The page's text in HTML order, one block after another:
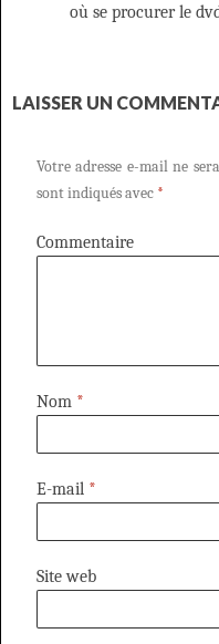
où se procurer le
LAISSER UN
Votre adresse e-mail ne
sont indiqués avec *
Commentaire
Nom *
E-mail *
Site web